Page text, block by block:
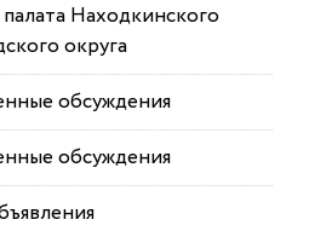
Находкинского
округа
обсуждения
обсуждения